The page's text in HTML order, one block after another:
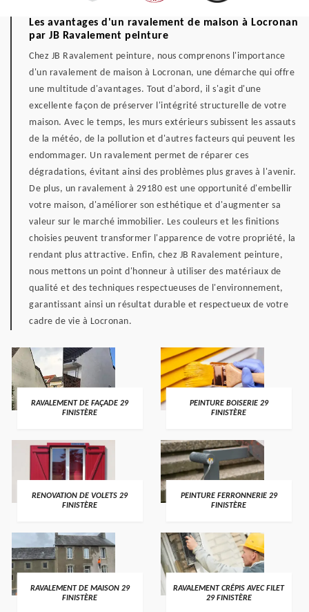
Les avantages d'un ravalement de maison à Locronan
par JB Ravalement peinture
Chez JB Ravalement peinture, nous comprenons l'importance
d'un ravalement de maison à Locronan, une démarche qui offre
une multitude d'avantages. Tout d'abord, il s'agit d'une
excellente façon de préserver l'intégrité structurelle de votre
maison. Avec le temps, les murs extérieurs subissent les assauts
de la météo, de la pollution et d'autres facteurs qui peuvent les
endommager. Un ravalement permet de réparer ces
dégradations, évitant ainsi des problèmes plus graves à l'avenir.
De plus, un ravalement à 29180 est une opportunité d'embellir
votre maison, d'améliorer son esthétique et d'augmenter sa
valeur sur le marché immobilier. Les couleurs et les finitions
choisies peuvent transformer l'apparence de votre propriété, la
rendant plus attractive. Enfin, chez JB Ravalement peinture,
nous mettons un point d'honneur à utiliser des matériaux de
qualité et des techniques respectueuses de l'environnement,
garantissant ainsi un résultat durable et respectueux de votre
cadre de vie à Locronan.
RAVALEMENT DE FAÇADE 29
FINISTÈRE
PEINTURE BOISERIE 29
FINISTÈRE
RENOVATION DE VOLETS 29
FINISTÈRE
PEINTURE FERRONNERIE 29
FINISTÈRE
RAVALEMENT DE MAISON 29
FINISTÈRE
RAVALEMENT CRÉPIS AVEC FILET
29 FINISTÈRE